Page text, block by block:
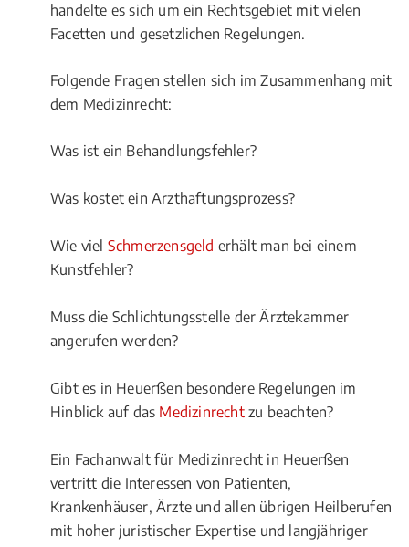
handelte es sich um ein Rechtsgebiet mit vielen
Facetten und gesetzlichen Regelungen.
Folgende Fragen stellen sich im Zusammenhang mit
dem Medizinrecht:
Was ist ein Behandlungsfehler?
Was kostet ein Arzthaftungsprozess?
Wie viel Schmerzensgeld erhält man bei einem
Kunstfehler?
Muss die Schlichtungsstelle der Ärztekammer
angerufen werden?
Gibt es in Heuerßen besondere Regelungen im
Hinblick auf das Medizinrechtzu beachten?
Ein Fachanwalt für Medizinrecht in Heuerßen
vertritt die Interessen von Patienten,
Krankenhäuser, Ärzte und allen übrigen Heilberufen
mit hoher juristischer Expertise und langjähriger